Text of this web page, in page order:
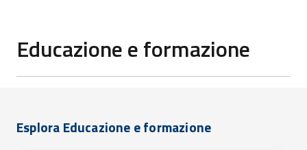
Educazione e formazione
Esplora Educazione e formazione